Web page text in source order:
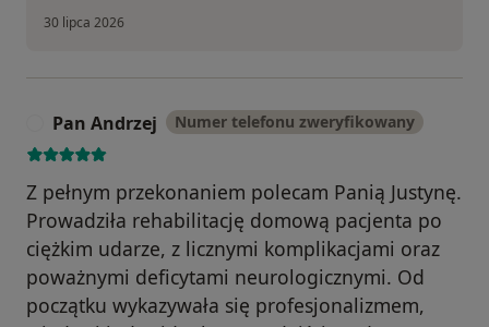
30 lipca 2026
Pan Andrzej Numer telefonu zweryfikowany
Z pełnym przekonaniem polecam Panią Justynę.
Prowadziła rehabilitację domową pacjenta po
ciężkim udarze, z licznymi komplikacjami oraz
poważnymi deficytami neurologicznymi. Od
początku wykazywała się profesjonalizmem,